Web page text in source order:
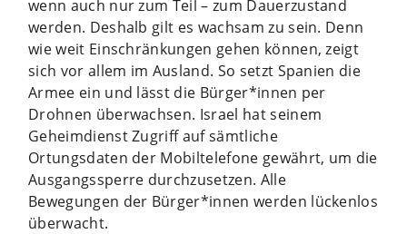
wenn auch nur zum Teil – zum Dauerzustand
werden. Deshalb gilt es wachsam zu sein. Denn
wie weit Einschränkungen gehen können, zeigt
sich vor allem im Ausland. So setzt Spanien die
Armee ein und lässt die Bürger*innen per
Drohnen überwachsen. Israel hat seinem
Geheimdienst Zugriff auf sämtliche
Ortungsdaten der Mobiltelefone gewährt, um die
Ausgangssperre durchzusetzen. Alle
Bewegungen der Bürger*innen werden lückenlos
überwacht.